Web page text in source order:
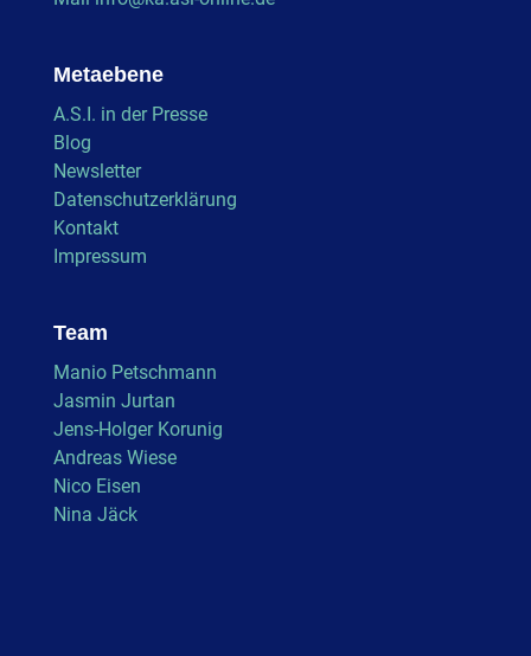
Metaebene
A.S.I. in der Presse
Blog
Newsletter
Datenschutzerklärung
Kontakt
Impressum
Team
Manio Petschmann
Jasmin Jurtan
Jens-Holger Korunig
Andreas Wiese
Nico Eisen
Nina Jäck